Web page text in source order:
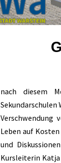
nach diesem
Verschwendung
Leben auf
und
Kursleiterin Katja